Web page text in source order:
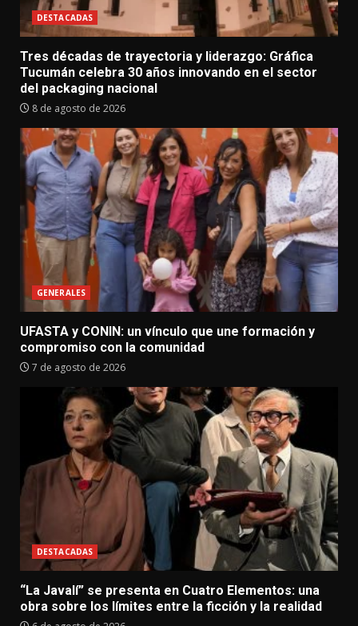
DESTACADAS
Tres décadas de trayectoria y liderazgo: Gráfica
Tucumán celebra 30 años innovando en el sector
del packaging nacional
8 de agosto de 2026
GENERALES
UFASTA y CONIN: un vínculo que une formación y
compromiso con la comunidad
7 de agosto de 2026
DESTACADAS
“La Javalí” se presenta en Cuatro Elementos: una
obra sobre los límites entre la ficción y la realidad